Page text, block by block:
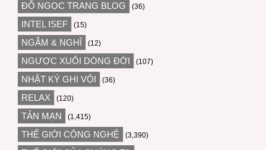
ĐỖ NGỌC TRANG BLOG (36)
INTEL ISEF (15)
NGẪM & NGHĨ (12)
NGƯỢC XUÔI DÒNG ĐỜI (107)
NHẬT KÝ GHI VỘI (36)
RELAX (120)
TẢN MẠN (1,415)
THẾ GIỚI CÔNG NGHỆ (3,390)